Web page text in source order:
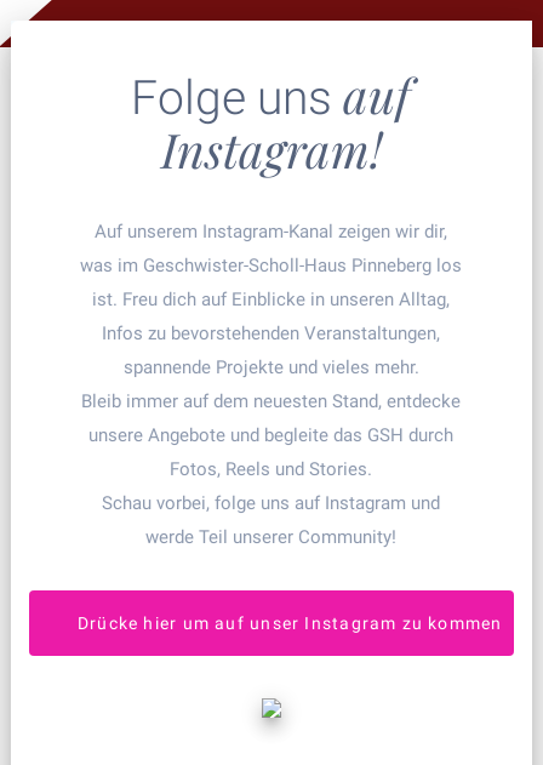
Folge unsauf
Instagram!
Auf unserem Instagram-Kanal zeigen wir dir,
was im Geschwister-Scholl-Haus Pinneberg los
ist. Freu dich auf Einblicke in unseren Alltag,
Infos zu bevorstehenden Veranstaltungen,
spannende Projekte und vieles mehr.
Bleib immer auf dem neuesten Stand, entdecke
unsere Angebote und begleite das GSH durch
Fotos, Reels und Stories.
Schau vorbei, folge uns auf Instagram und
werde Teil unserer Community!
Drücke hier um auf unser Instagram zu kommen